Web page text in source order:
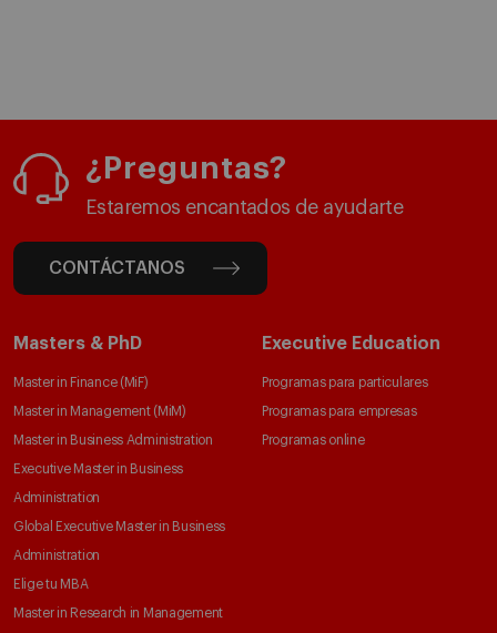
¿Preguntas?
Estaremos encantados de ayudarte
CONTÁCTANOS
Masters & PhD
Master in Finance (MiF)
Master in Management (MiM)
Master in Business Administration
Executive Master in Business
Administration
Global Executive Master in Business
Administration
Elige tu MBA
Master in Research in Management
Executive Education
Programas para particulares
Programas para empresas
Programas online